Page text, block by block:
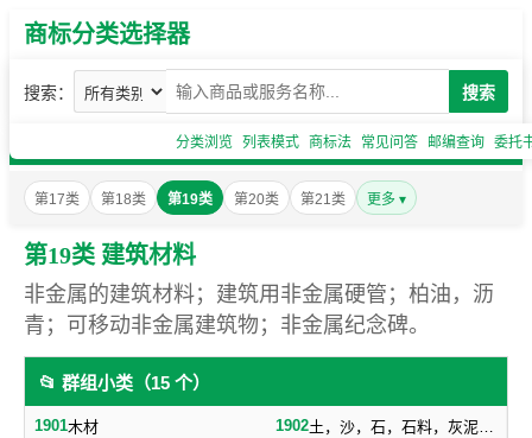
商标分类选择器
搜索： 搜索
分类浏览 列表模式 商标法 常见问答 邮编查询 委托
第17类 第18类 第19类 第20类 第21类 更多 ▾
第19类 建筑材料
非金属的建筑材料；建筑用非金属硬管；柏油，沥
青；可移动非金属建筑物；非金属纪念碑。
📂 群组小类（15 个）
1901木材 1902 土，沙，石，石料，灰泥，炉渣等建筑用料